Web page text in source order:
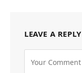
LEAVE A REPLY